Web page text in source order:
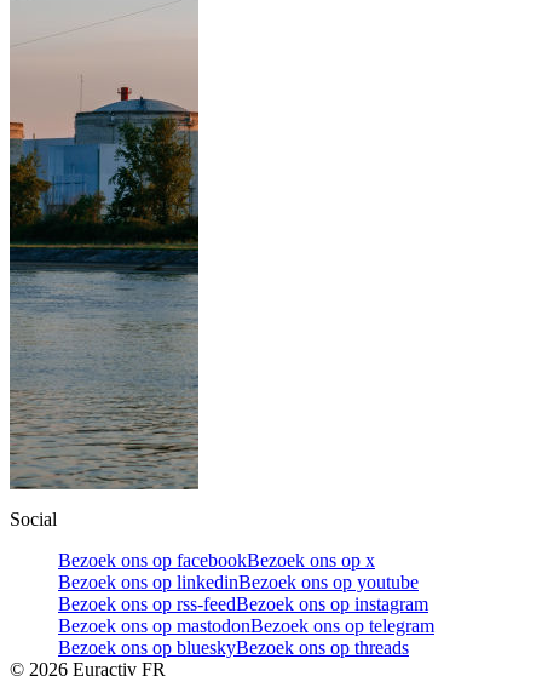
Social
Bezoek ons op facebookBezoek ons op x
Bezoek ons op linkedinBezoek ons op youtube
Bezoek ons op rss-feedBezoek ons op instagram
Bezoek ons op mastodonBezoek ons op telegram
Bezoek ons op blueskyBezoek ons op threads
© 2026 Euractiv FR